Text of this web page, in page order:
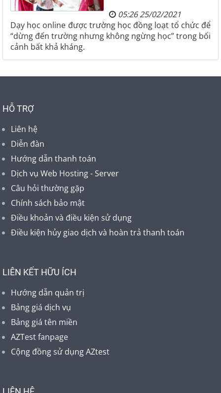
05:26 25/02/2021
Dạy học online được trường học đồng loạt tổ chức để
“dừng đến trường nhưng không ngừng học” trong bối
cảnh bất khả kháng.
HỖ TRỢ
Liên hệ
Diễn đàn
Hướng dẫn thanh toán
Dịch vụ Web Hosting - Server
Câu hỏi thường gặp
Chính sách bảo mật
Điều khoản và điều kiện sử dụng
Điều kiện hủy giao dịch và hoàn trả thanh toán
LIÊN KẾT HỮU ÍCH
Hướng dẫn quản trị
Bảng giá dịch vụ
Bảng giá tên miền
AZTest fanpage
Cộng đồng sử dụng AZtest